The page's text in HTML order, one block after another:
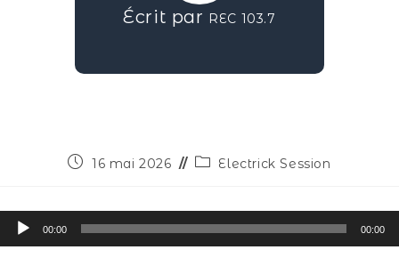
Écrit par REC 103.7
16 mai 2026 Electrick Session
Lecteur
audio
00:00 00:00